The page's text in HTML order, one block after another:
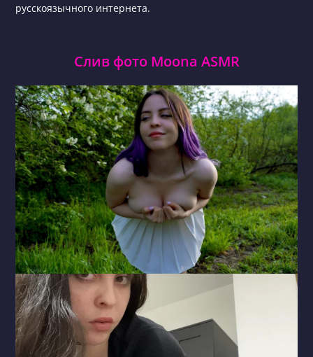
русскоязычного интернета.
Слив фото Moona ASMR